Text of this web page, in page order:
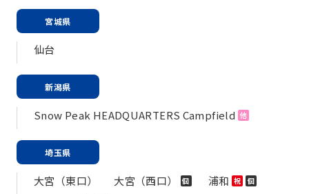
宮城県
仙台
新潟県
Snow Peak HEADQUARTERS Campfield 他
埼玉県
大宮（東口） 大宮（西口） 個 浦和 祝 個